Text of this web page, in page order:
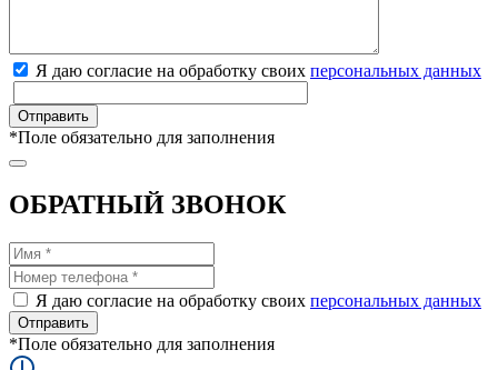
Я даю согласие на обработку своих персональных данных
*Поле обязательно для заполнения
ОБРАТНЫЙ ЗВОНОК
Я даю согласие на обработку своих персональных данных
*Поле обязательно для заполнения